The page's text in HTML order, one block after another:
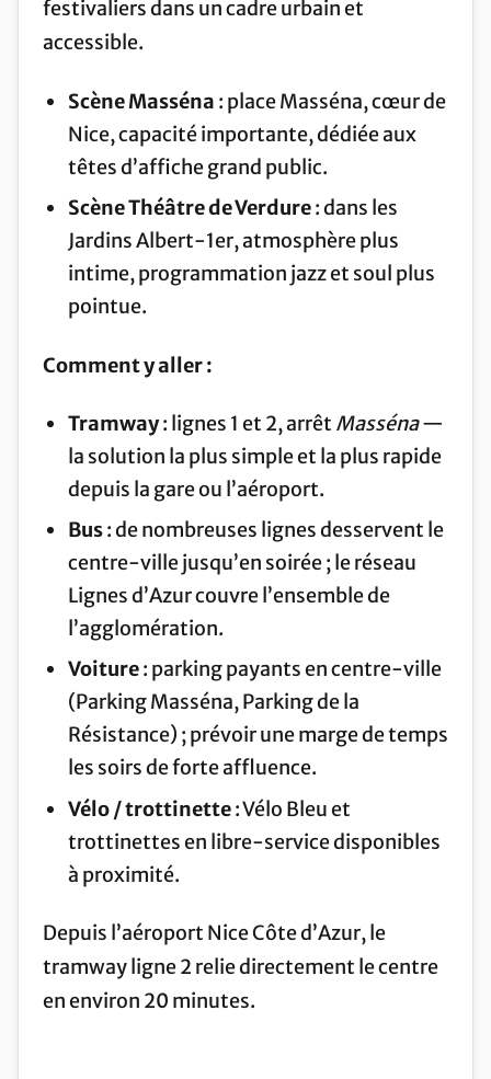
festivaliers dans un cadre urbain et
accessible.
Scène Masséna : place Masséna, cœur de
Nice, capacité importante, dédiée aux
têtes d’affiche grand public.
Scène Théâtre de Verdure: dans les
Jardins Albert-1er, atmosphère plus
intime, programmation jazz et soul plus
pointue.
Comment y aller :
Tramway: lignes 1 et 2, arrêt Masséna—
la solution la plus simple et la plus rapide
depuis la gare ou l’aéroport.
Bus: de nombreuses lignes desservent le
centre-ville jusqu’en soirée ; le réseau
Lignes d’Azur couvre l’ensemble de
l’agglomération.
Voiture: parking payants en centre-ville
(Parking Masséna, Parking de la
Résistance) ; prévoir une marge de temps
les soirs de forte affluence.
Vélo / trottinette: Vélo Bleu et
trottinettes en libre-service disponibles
à proximité.
Depuis l’aéroport Nice Côte d’Azur, le
tramway ligne 2 relie directement le centre
en environ 20 minutes.